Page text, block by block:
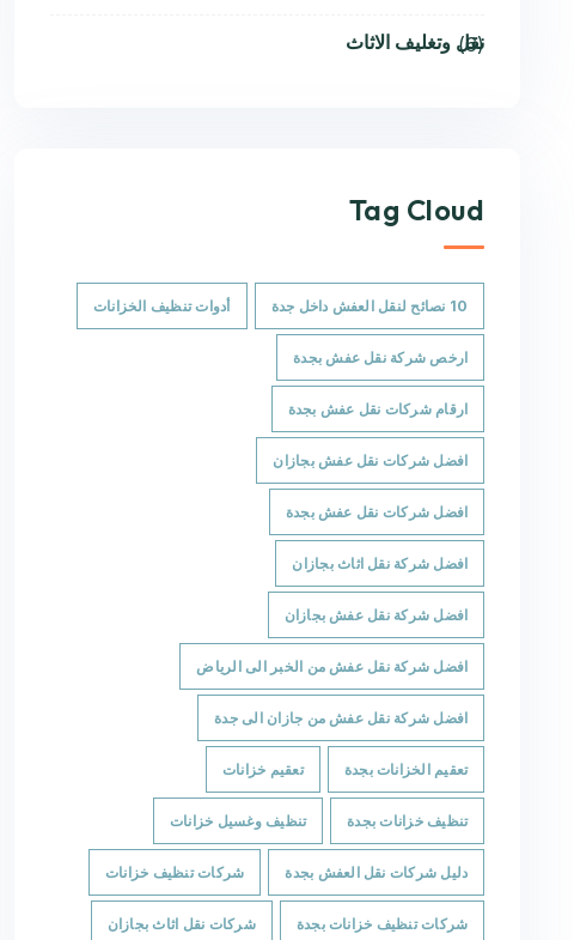
نقل وتغليف الاثاث
(6)
Tag Cloud
10 نصائح لنقل العفش داخل جدة أدوات تنظيف الخزانات
ارخص شركة نقل عفش بجدة
ارقام شركات نقل عفش بجدة
افضل شركات نقل عفش بجازان
افضل شركات نقل عفش بجدة
افضل شركة نقل اثاث بجازان
افضل شركة نقل عفش بجازان
افضل شركة نقل عفش من الخبر الى الرياض
افضل شركة نقل عفش من جازان الى جدة
تعقيم الخزانات بجدة تعقيم خزانات
تنظيف خزانات بجدة تنظيف وغسيل خزانات
دليل شركات نقل العفش بجدة شركات تنظيف خزانات
شركات تنظيف خزانات بجدة شركات نقل اثاث بجازان